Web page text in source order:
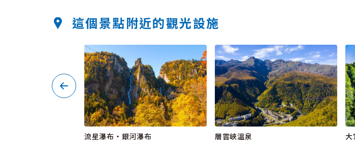
這個景點附近的觀光設施
流星瀑布・銀河瀑布 層雲峽溫泉 大